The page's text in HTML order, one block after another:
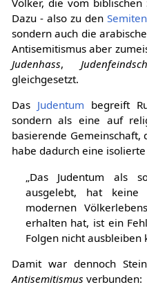
Völker, die vom
Dazu - also zu den Semiten
sondern auch die
Antisemitismus aber
Judenhass,
gleichgesetzt.
Das Judentum begreift
sondern als eine auf
basierende Gemeinschaft,
habe dadurch eine
„Das Judentum als
ausgelebt, hat keine
modernen
erhalten hat, ist ein
Folgen nicht ausbleiben
Damit war dennoch
Antisemitismus verbunden: